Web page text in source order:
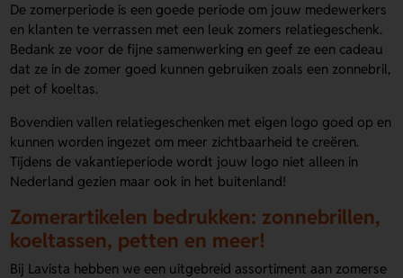
De zomerperiode is een goede periode om jouw medewerkers
en klanten te verrassen met een leuk zomers relatiegeschenk.
Bedank ze voor de fijne samenwerking en geef ze een cadeau
dat ze in de zomer goed kunnen gebruiken zoals een zonnebril,
pet of koeltas.
Bovendien vallen relatiegeschenken met eigen logo goed op en
kunnen worden ingezet om meer zichtbaarheid te creëren.
Tijdens de vakantieperiode wordt jouw logo niet alleen in
Nederland gezien maar ook in het buitenland!
Zomerartikelen bedrukken: zonnebrillen,
koeltassen, petten en meer!
Bij Lavista hebben we een uitgebreid assortiment aan zomerse